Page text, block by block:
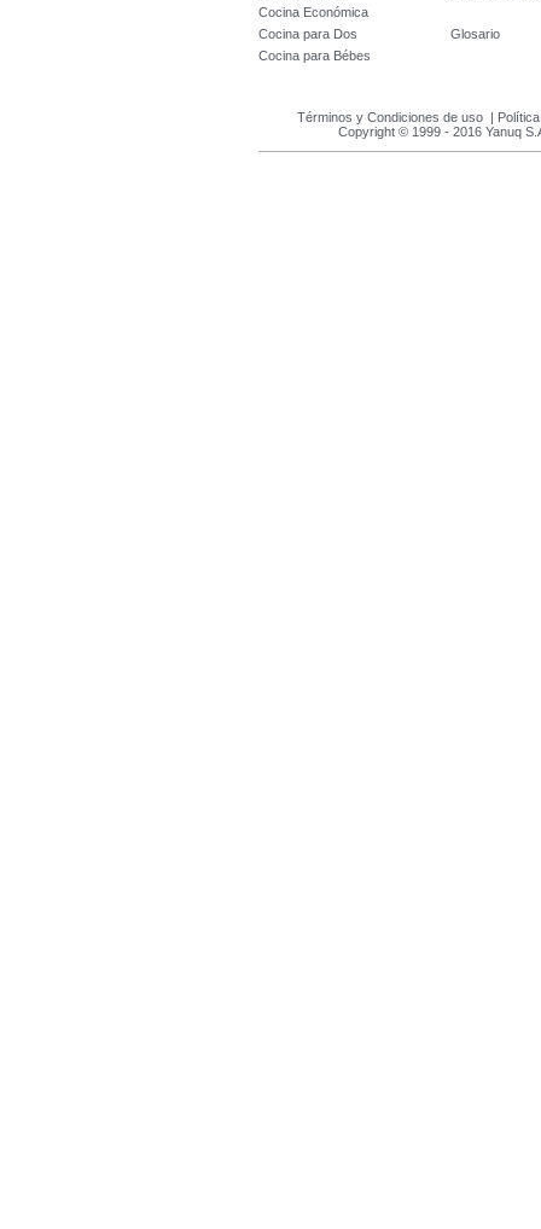
Cocina Económica
Cocina para Dos
Glosario
Cocina para Bébes
Términos y Condiciones de uso |
Copyright © 1999 - 2016 Yanuq